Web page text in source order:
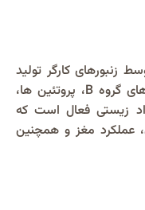
زنبورهای کارگر تولید
می‌شود. ژل رویال سرشار از ویتامین‌ های گروه B، پروتئین‌ ها،
زیستی فعال است که
عملکرد مغز و همچنین